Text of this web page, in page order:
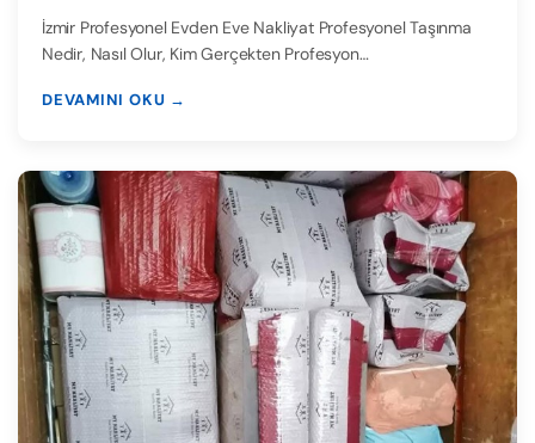
İzmir Profesyonel Evden Eve Nakliyat Profesyonel Taşınma
Nedir, Nasıl Olur, Kim Gerçekten Profesyon…
DEVAMINI OKU →